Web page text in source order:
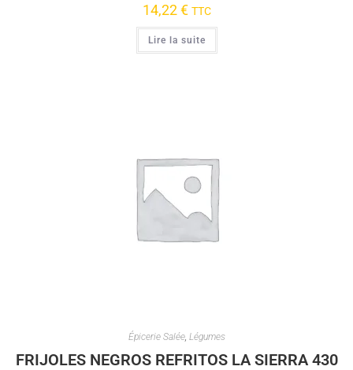
14,22€ TTC
Lire la suite
Épicerie Salée, Légumes
FRIJOLES NEGROS REFRITOS LA SIERRA 430